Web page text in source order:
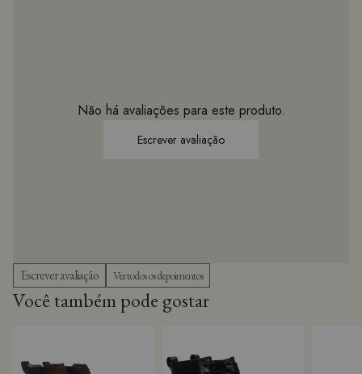
Você também pode gostar
Ver todos os depoimentos
Não há avaliações para este produto.